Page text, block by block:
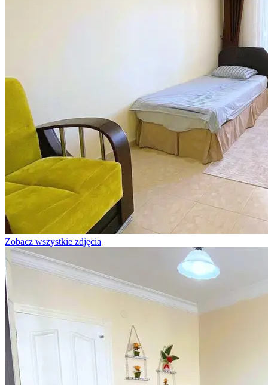
Zobacz wszystkie zdjęcia